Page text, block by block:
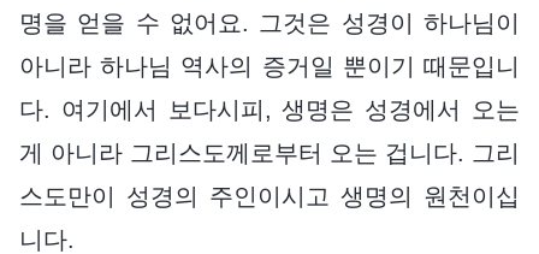
명을 얻을 수 없어요. 그것은 성경이 하나님이
아니라 하나님 역사의 증거일 뿐이기 때문입니
다. 여기에서 보다시피, 생명은 성경에서 오는
게 아니라 그리스도께로부터 오는 겁니다. 그리
스도만이 성경의 주인이시고 생명의 원천이십
니다.